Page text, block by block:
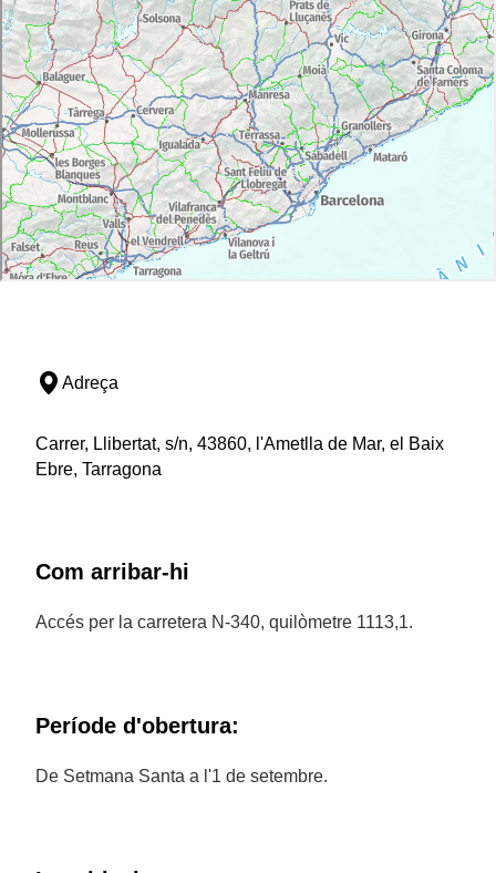
Adreça
Carrer, Llibertat, s/n, 43860, l'Ametlla de Mar, el Baix
Ebre, Tarragona
Com arribar-hi
Accés per la carretera N-340, quilòmetre 1113,1.
Període d'obertura:
De Setmana Santa a l'1 de setembre.